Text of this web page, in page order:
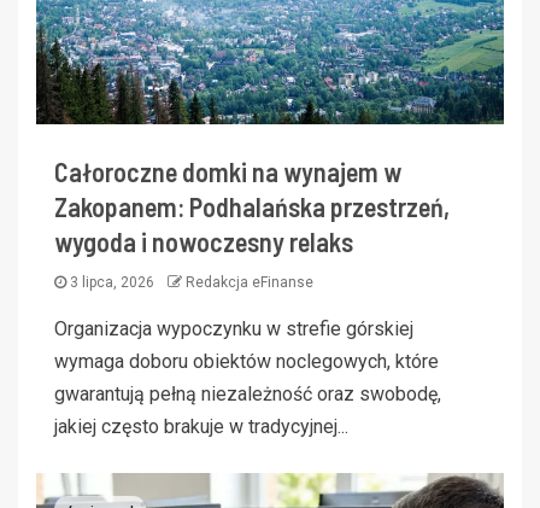
Całoroczne domki na wynajem w
Zakopanem: Podhalańska przestrzeń,
wygoda i nowoczesny relaks
3 lipca, 2026 Redakcja eFinanse
Organizacja wypoczynku w strefie górskiej
wymaga doboru obiektów noclegowych, które
gwarantują pełną niezależność oraz swobodę,
jakiej często brakuje w tradycyjnej...